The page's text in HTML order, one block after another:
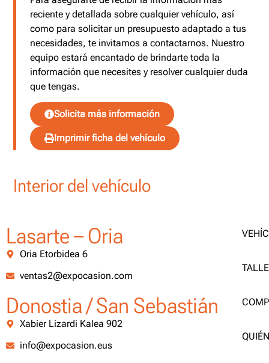
reciente y detallada sobre cualquier vehículo, así
como para solicitar un presupuesto adaptado a tus
necesidades, te invitamos a contactarnos. Nuestro
equipo estará encantado de brindarte toda la
información que necesites y resolver cualquier duda
que tengas.
Solicita más información
Imprimir ficha del vehículo
Interior del vehículo
Lasarte – Oria
Oria Etorbidea 6
ventas2@expocasion.com
Donostia / San Sebastián
Xabier Lizardi Kalea 902
info@expocasion.eus